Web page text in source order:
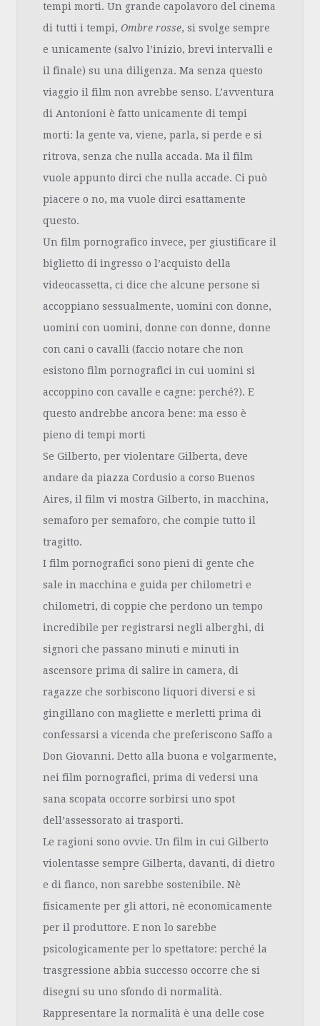
tempi morti. Un grande capolavoro del cinema
di tutti i tempi,Ombre rosse, si svolge sempre
e unicamente (salvo l’inizio, brevi intervalli e
il finale) su una diligenza. Ma senza questo
viaggio il film non avrebbe senso.L’avventura
di Antonioni è fatto unicamente di tempi
morti: la gente va, viene, parla, si perde e si
ritrova, senza che nulla accada. Ma il film
vuole appunto dirci che nulla accade. Ci può
piacere o no, ma vuole dirci esattamente
questo.
Un film pornografico invece, per giustificare il
biglietto di ingresso o l’acquisto della
videocassetta, ci dice che alcune persone si
accoppiano sessualmente, uomini con donne,
uomini con uomini, donne con donne, donne
con cani o cavalli (faccio notare che non
esistono film pornografici in cui uomini si
accoppino con cavalle e cagne: perché?). E
questo andrebbe ancora bene: ma esso è
pieno di tempi morti
Se Gilberto, per violentare Gilberta, deve
andare da piazza Cordusio a corso Buenos
Aires, il film vi mostra Gilberto, in macchina,
semaforo per semaforo, che compie tutto il
tragitto.
I film pornografici sono pieni di gente che
sale in macchina e guida per chilometri e
chilometri, di coppie che perdono un tempo
incredibile per registrarsi negli alberghi, di
signori che passano minuti e minuti in
ascensore prima di salire in camera, di
ragazze che sorbiscono liquori diversi e si
gingillano con magliette e merletti prima di
confessarsi a vicenda che preferiscono Saffo a
Don Giovanni. Detto alla buona e volgarmente,
nei film pornografici, prima di vedersi una
sana scopata occorre sorbirsi uno spot
dell’assessorato ai trasporti.
Le ragioni sono ovvie. Un film in cui Gilberto
violentasse sempre Gilberta, davanti, di dietro
e di fianco, non sarebbe sostenibile. Nè
fisicamente per gli attori, nè economicamente
per il produttore. E non lo sarebbe
psicologicamente per lo spettatore: perché la
trasgressione abbia successo occorre che si
disegni su uno sfondo di normalità.
Rappresentare la normalità è una delle cose